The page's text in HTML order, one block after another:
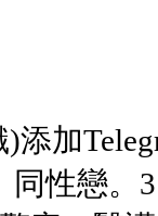
加
性戀。